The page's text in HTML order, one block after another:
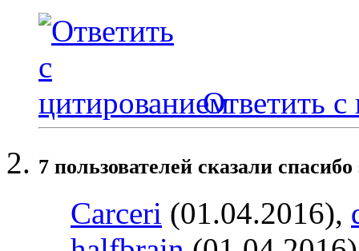
Ответить с
7 пользователей сказали
Carceri (01.04.2016),